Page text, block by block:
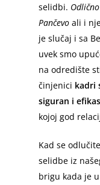
selidbi.
Pančevo ali i
je slučaj i sa
uvek smo
na odredište
činjenici kadri
siguran i
kojoj god
Kad se
selidbe iz
brigu kada je